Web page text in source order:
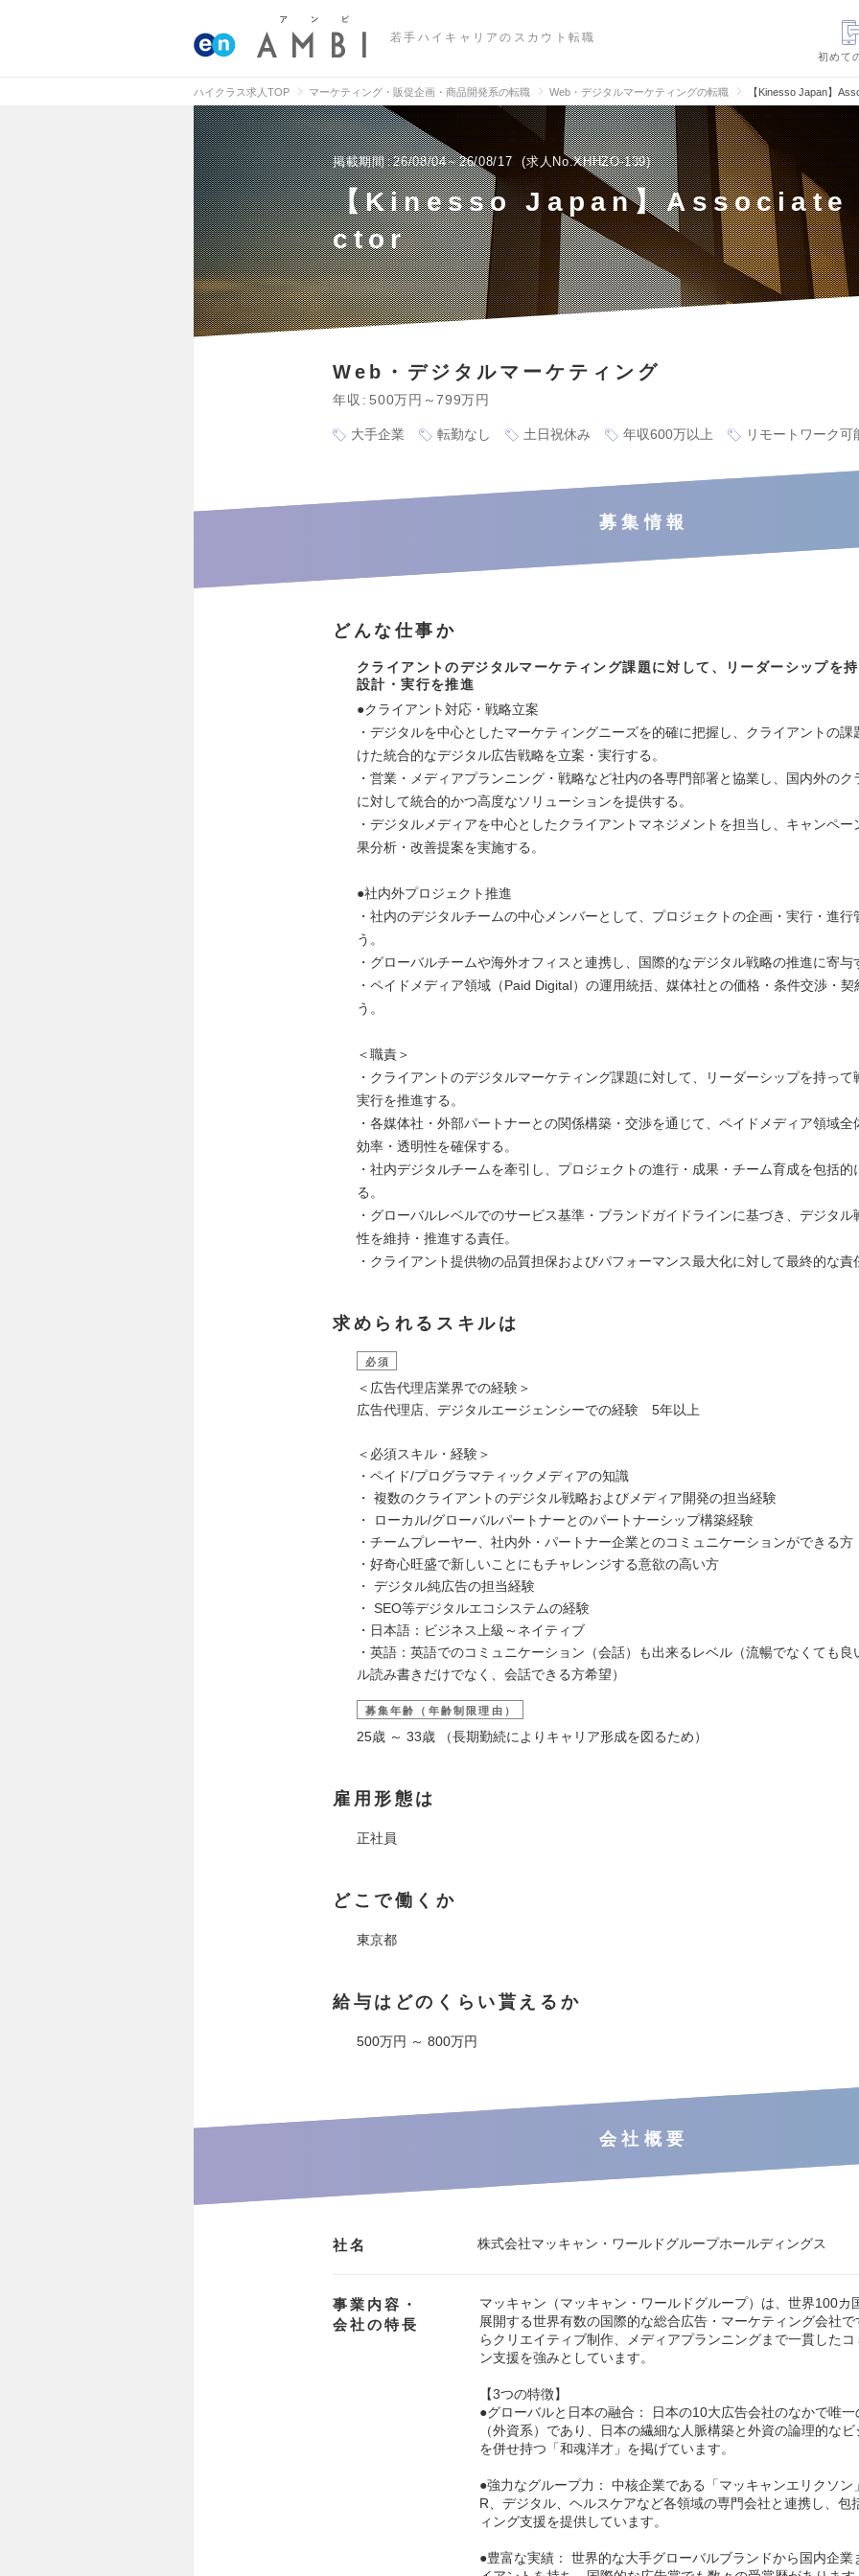
若手ハイキャリアのスカウト転職
初めて
ハイクラス求人TOP マーケティング・販促企画・商品開発系の転職 Web・デジタルマーケティングの転職 【Kinesso Japan】
掲載期間 26/08/04～26/08/17 求人No.XHHZO-139
【Kinesso Japan】Associate
ctor
Web・デジタルマーケティング
年収 500万円～799万円
大手企業 転勤なし 土日祝休み 年収600万以上 リモートワーク可
募集情報
どんな仕事か
クライアントのデジタルマーケティング課題に対して、リーダーシップを
設計・実行を推進
●クライアント対応・戦略立案
・デジタルを中心としたマーケティングニーズを的確に把握し、クライアントの課
けた統合的なデジタル広告戦略を立案・実行する。
・営業・メディアプランニング・戦略など社内の各専門部署と協業し、国内外のク
に対して統合的かつ高度なソリューションを提供する。
・デジタルメディアを中心としたクライアントマネジメントを担当し、キャンペー
果分析・改善提案を実施する。
●社内外プロジェクト推進
・社内のデジタルチームの中心メンバーとして、プロジェクトの企画・実行・進行
う。
・グローバルチームや海外オフィスと連携し、国際的なデジタル戦略の推進に寄与
・ペイドメディア領域（Paid Digital）の運用統括、媒体社との価格・条件交渉・契
う。
＜職責＞
・クライアントのデジタルマーケティング課題に対して、リーダーシップを持って
実行を推進する。
・各媒体社・外部パートナーとの関係構築・交渉を通じて、ペイドメディア領域全
効率・透明性を確保する。
・社内デジタルチームを牽引し、プロジェクトの進行・成果・チーム育成を包括的
る。
・グローバルレベルでのサービス基準・ブランドガイドラインに基づき、デジタル
性を維持・推進する責任。
・クライアント提供物の品質担保およびパフォーマンス最大化に対して最終的な責
求められるスキルは
必須
＜広告代理店業界での経験＞
広告代理店、デジタルエージェンシーでの経験 5年以上
＜必須スキル・経験＞
・ペイド/プログラマティックメディアの知識
・ 複数のクライアントのデジタル戦略およびメディア開発の担当経験
・ ローカル/グローバルパートナーとのパートナーシップ構築経験
・チームプレーヤー、社内外・パートナー企業とのコミュニケーションができる方
・好奇心旺盛で新しいことにもチャレンジする意欲の高い方
・ デジタル純広告の担当経験
・ SEO等デジタルエコシステムの経験
・日本語：ビジネス上級～ネイティブ
・英語：英語でのコミュニケーション（会話）も出来るレベル（流暢でなくても良
ル読み書きだけでなく、会話できる方希望）
募集年齢（年齢制限理由）
25歳 ～ 33歳 （長期勤続によりキャリア形成を図るため）
雇用形態は
正社員
どこで働くか
東京都
給与はどのくらい貰えるか
500万円 ～ 800万円
会社概要
社名 株式会社マッキャン・ワールドグループホールディングス
事業内容・
会社の特長
マッキャン（マッキャン・ワールドグループ）は、世界100カ
展開する世界有数の国際的な総合広告・マーケティング会社
らクリエイティブ制作、メディアプランニングまで一貫したコ
ン支援を強みとしています。
【3つの特徴】
●グローバルと日本の融合： 日本の10大広告会社のなかで唯一
（外資系）であり、日本の繊細な人脈構築と外資の論理的な
を併せ持つ「和魂洋才」を掲げています。
●強力なグループ力： 中核企業である「マッキャンエリクソン
R、デジタル、ヘルスケアなど各領域の専門会社と連携し、包
ィング支援を提供しています。
●豊富な実績： 世界的な大手グローバルブランドから国内企業